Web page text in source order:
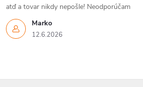
Marko
12.6.2026
atď a tovar nikdy nepošle! Neodporúčam